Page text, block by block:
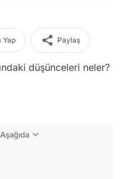
Yap Paylaş
düşünceleri neler?